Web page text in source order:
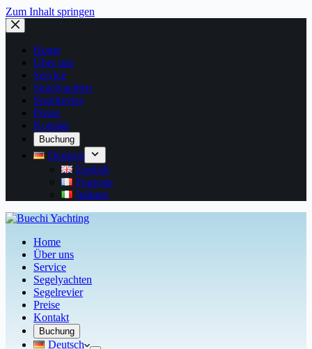
Zum Inhalt springen
Home
Über uns
Service
Segelyachten
Segelrevier
Preise
Kontakt
Buchung
Deutsch
English
Français
Italiano
Home
Über uns
Service
Segelyachten
Segelrevier
Preise
Kontakt
Buchung
Deutsch